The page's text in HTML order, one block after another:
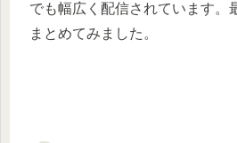
でも幅広く配信されています。
まとめてみました。